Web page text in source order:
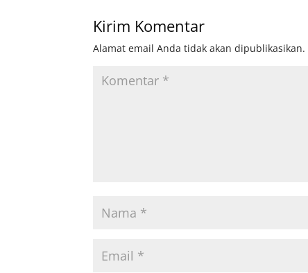
Kirim Komentar
Alamat email Anda tidak akan dipublikasikan.